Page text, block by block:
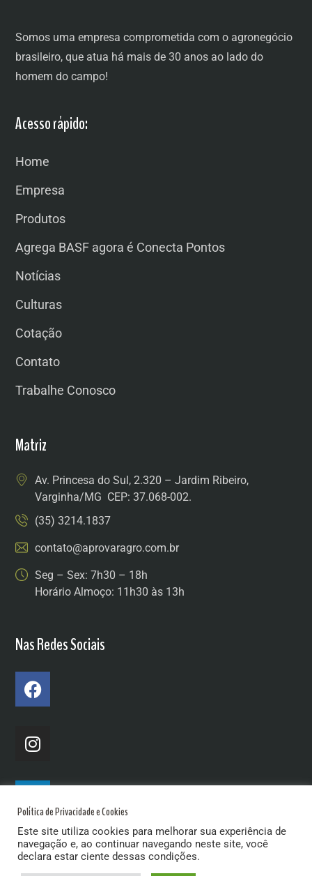
Somos uma empresa comprometida com o agronegócio
brasileiro, que atua há mais de 30 anos ao lado do
homem do campo!
Acesso rápido:
Home
Empresa
Produtos
Agrega BASF agora é Conecta Pontos
Notícias
Culturas
Cotação
Contato
Trabalhe Conosco
Matriz
Av. Princesa do Sul, 2.320 – Jardim Ribeiro,
Varginha/MG CEP: 37.068-002.
(35) 3214.1837
contato@aprovaragro.com.br
Seg – Sex: 7h30 – 18h
Horário Almoço: 11h30 às 13h
Nas Redes Sociais
Política de Privacidade e Cookies
Este site utiliza cookies para melhorar sua experiência de
navegação e, ao continuar navegando neste site, você
declara estar ciente dessas condições.